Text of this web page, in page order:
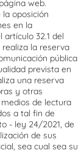
web.
la oposición
en la
32.1 del
realiza la reserva
pública
prevista en
una reserva
y otras
de lectura
a tal fin de
- ley 24/2021, de
de sus
sea cual sea su